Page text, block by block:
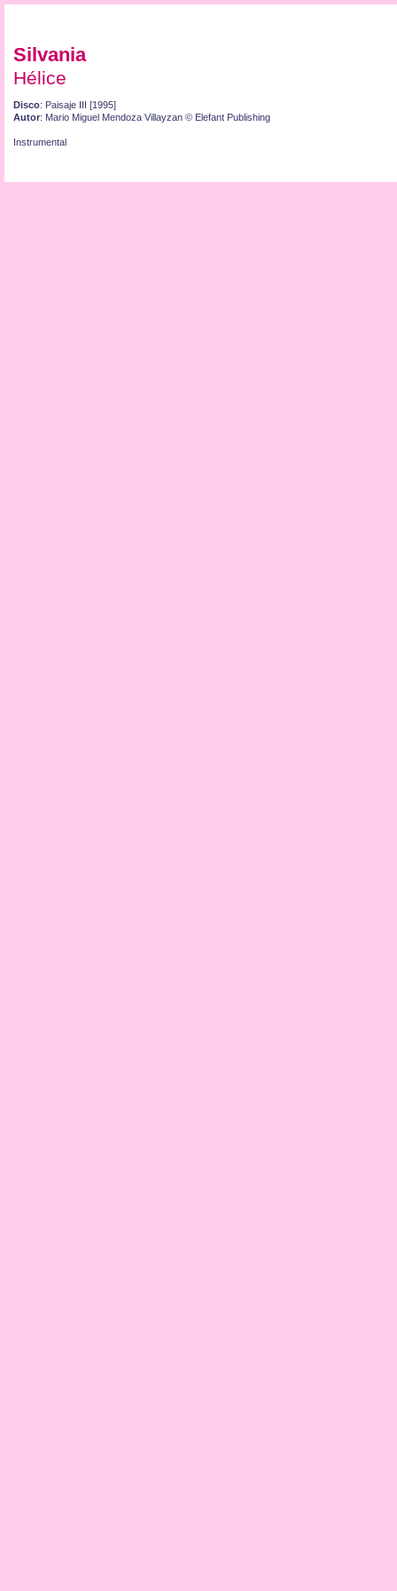
Silvania
Hélice
Disco: Paisaje III [1995]
Autor: Mario Miguel Mendoza Villayzan © Elefant Publishing
Instrumental